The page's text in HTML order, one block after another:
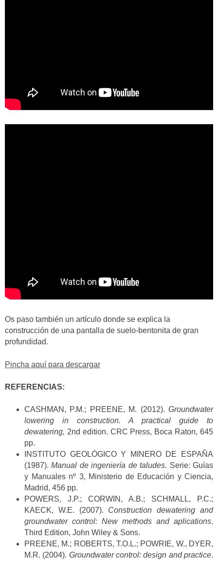
Os paso también un artículo donde se explica la
construcción de una pantalla de suelo-bentonita de gran
profundidad.
Pincha aquí para descargar
REFERENCIAS:
CASHMAN, P.M.; PREENE, M. (2012). Groundwater
lowering in construction. A practical guide to
dewatering, 2nd edition. CRC Press, Boca Raton, 645
pp.
INSTITUTO GEOLÓGICO Y MINERO DE ESPAÑA
(1987). Manual de ingeniería de taludes. Serie: Guías
y Manuales nº 3, Ministerio de Educación y Ciencia,
Madrid, 456 pp.
POWERS, J.P.; CORWIN, A.B.; SCHMALL, P.C.;
KAECK, W.E. (2007). Construction dewatering and
groundwater control: New methods and aplications.
Third Edition, John Wiley & Sons.
PREENE, M.; ROBERTS, T.O.L.; POWRIE, W., DYER,
M.R. (2004). Groundwater control: design and practice.